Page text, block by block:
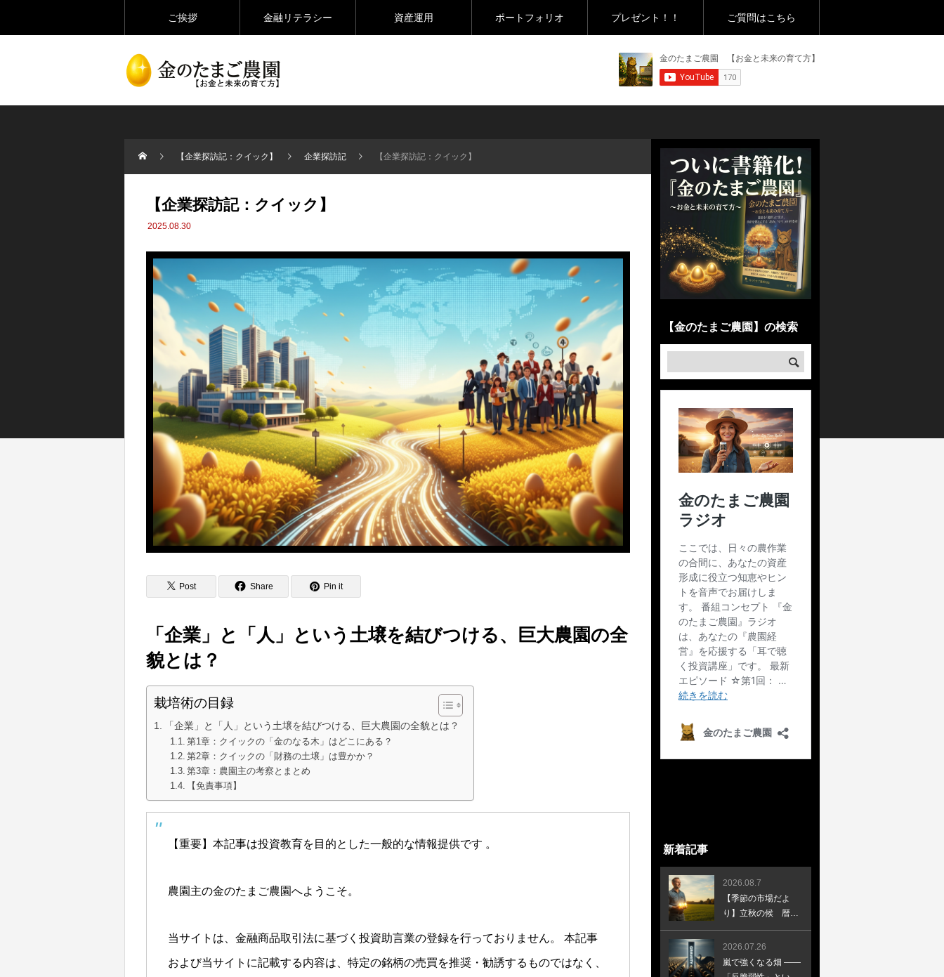
ご挨拶 金融リテラシー 資産運用 ポートフォリオ プレゼント！！ ご質問はこちら
【企業探訪記：クイック】 企業探訪記 【企業探訪記：クイック】
【企業探訪記：クイック】
2025.08.30
Post Share Pin it
「企業」と「人」という土壌を結びつける、巨大農園の全
貌とは？
栽培術の目録
「企業」と「人」という土壌を結びつける、巨大農園の全貌とは？
第1章：クイックの「金のなる木」はどこにある？
第2章：クイックの「財務の土壌」は豊かか？
第3章：農園主の考察とまとめ
【免責事項】
【重要】本記事は投資教育を目的とした一般的な情報提供です 。
農園主の金のたまご農園へようこそ。
当サイトは、金融商品取引法に基づく投資助言業の登録を行っておりません。 本記事
および当サイトに記載する内容は、特定の銘柄の売買を推奨・勧誘するものではなく、
【金のたまご農園】の検索
新着記事
2026.08.7
【季節の市場だよ
り】立秋の候 暦の
上では秋の始まりを
告げる日です
2026.07.26
嵐で強くなる畑 ——